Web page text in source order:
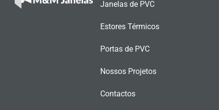
Janelas de PVC
Estores Térmicos
Portas de PVC
Nossos Projetos
Contactos